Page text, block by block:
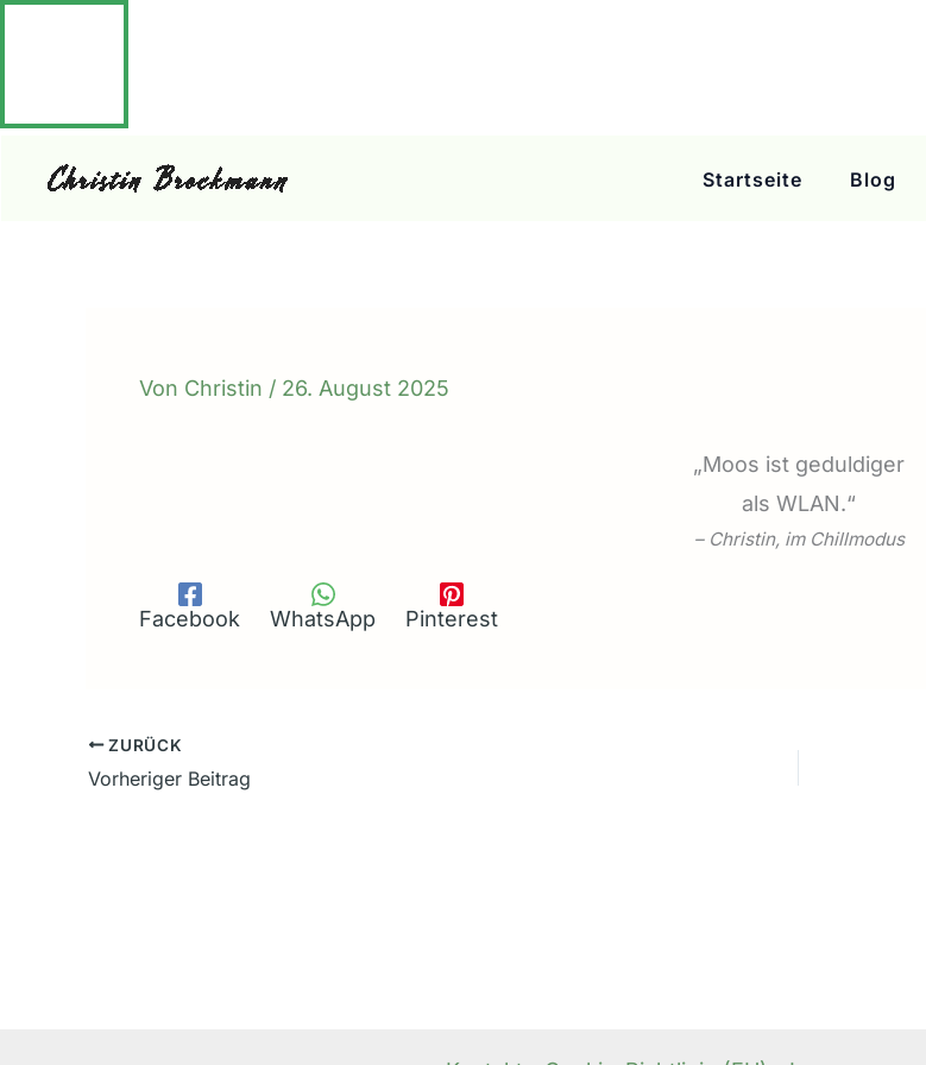
Inhalt
Startseite Blog
Von Christin / 26. August 2025
„Moos ist geduldiger
als WLAN.“
– Christin, im Chillmodus
Facebook WhatsApp Pinterest
ZURÜCK
Vorheriger Beitrag